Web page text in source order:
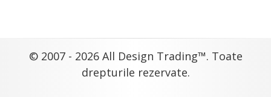
© 2007 - 2026 All Design Trading™. Toate
drepturile rezervate.